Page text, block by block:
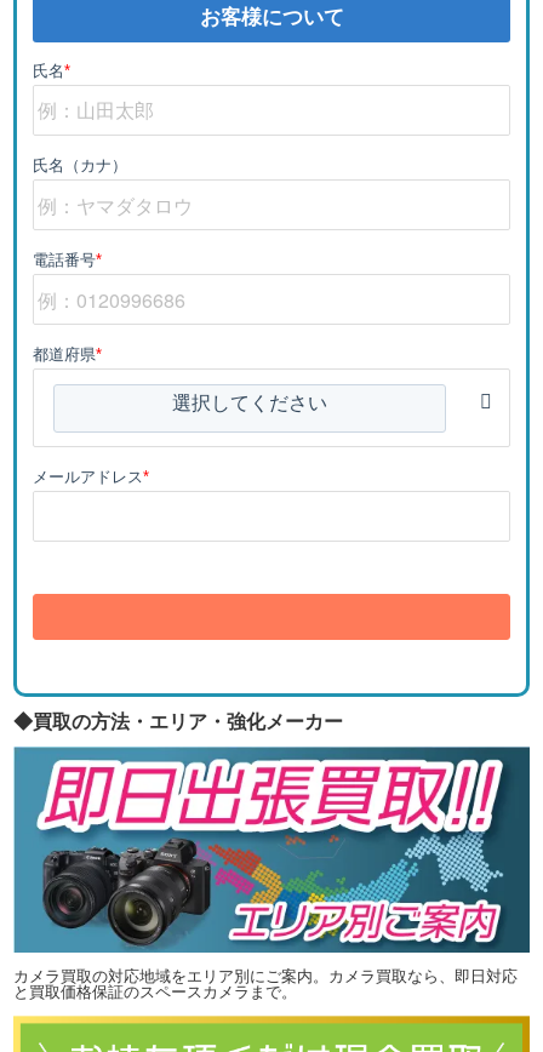
お客様について
氏名*
氏名（カナ）
電話番号*
都道府県*
選択してください
メールアドレス*
◆買取の方法・エリア・強化メーカー
カメラ買取の対応地域をエリア別にご案内。カメラ買取なら、即日対応
と買取価格保証のスペースカメラまで。